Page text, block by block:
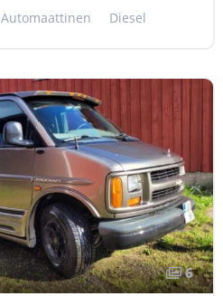
Automaattinen Diesel
6